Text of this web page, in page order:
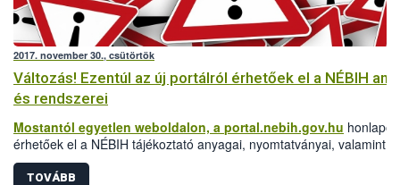
2017. november 30., csütörtök
Változás! Ezentúl az új portálról érhetőek el a NÉBIH
és rendszerei
Mostantól egyetlen weboldalon, a portal.nebih.gov.hu honlapon
érhetőek el a NÉBIH tájékoztató anyagai, nyomtatványai, valamint
szakrendeszerei is.
TOVÁBB